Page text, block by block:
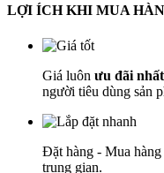
LỢI ÍCH KHI MUA
Giá luôn ưu đãi nhất
người tiêu dùng sản
Đặt hàng - Mua hàng
trung gian.